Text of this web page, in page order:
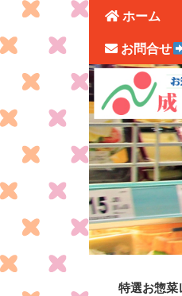
ホーム
お問合せ
特選お惣菜